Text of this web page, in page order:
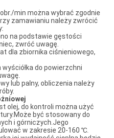
min można wybrać zgodnie
zamawianiu należy zwrócić
na podstawie gęstości
zwróć uwagę.
dla zbiornika ciśnieniowego,
do powierzchni
lub palny, obliczenia należy
olej, do kontroli można użyć
być stosowany do
i górniczych.Jego
w zakresie 20-160 ℃.